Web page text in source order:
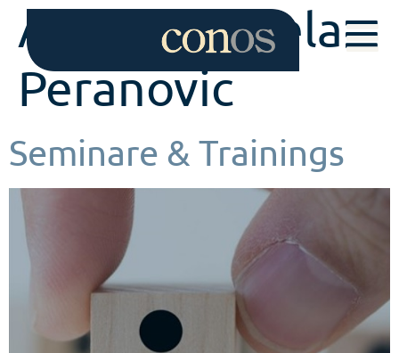
Autor:Mihaela
Peranovic
Seminare & Trainings